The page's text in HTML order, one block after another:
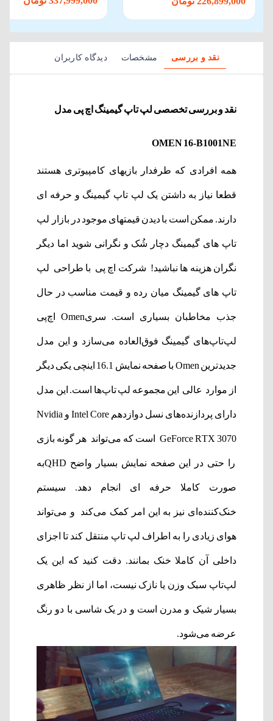
نقد و بررسی مشخصات دیدگاه کاربران
نقد و بررسی تخصصی لپ تاپ گیمینگ اچ پی مدل
OMEN 16-B1001NE
همه افرادی که طرفدار بازیهای کامپیوتری هستند
قطعا نیاز به داشتن یک لپ تاپ گیمینگ و حرفه ای
دارند. ممکن است با دیدن قیمتهای موجود در بازار لپ
تاپ های گیمینگ دچار شُک و نگرانی شوید اما دیگر
نگران هزینه ها نباشید! شرکت اچ پی با طراحی لپ
تاپ های گیمینگ میان رده و قیمت مناسب در حال
جذب مخاطبان بسیاری است. سریOmen اچ‌پی
لپ‌تاپ‌های گیمینگ فوق‌العاده می‌سازد و این مدل
جدیدترین Omen با صفحه نمایش 16.1 اینچی یکی دیگر
از موارد عالی این مجموعه لپ تاپ‌ها است. این مدل
دارای پردازنده‌های نسل دوازدهم Intel Core و Nvidia
GeForce RTX 3070 است که می‌تواند هر گونه بازی
را حتی در این صفحه نمایش بسیار واضح QHDبه
صورت کاملا حرفه ای انجام دهد. سیستم
خنک‌کننده‌ای نیز به این امر کمک می‌کند و می‌تواند
هوای زیادی را به اطراف لپ تاپ منتقل کند تا اجزای
داخلی آن کاملا خنک بمانند. دقت کنید که این یک
لپ‌تاپ سبک وزن یا نازک نیست، اما از نظر ظاهری
بسیار شیک و مدرن است و در یک شاسی با دو رنگ
عرضه می‌شود.